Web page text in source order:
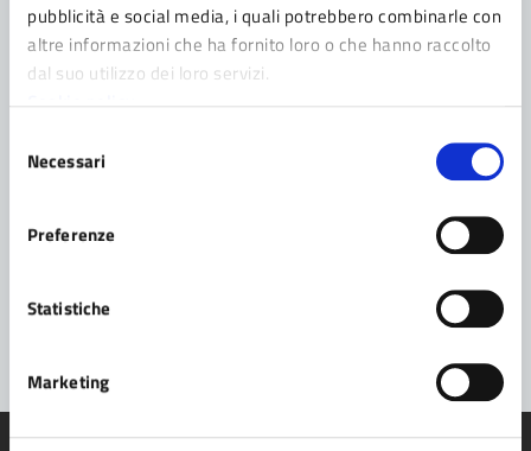
pubblicità e social media, i quali potrebbero combinarle con
altre informazioni che ha fornito loro o che hanno raccolto
dal suo utilizzo dei loro servizi.
delNecessari
Preferenze
Statistiche
Marketing
Contatta il Comune
Richiedi assistenza
Segnala disservizio